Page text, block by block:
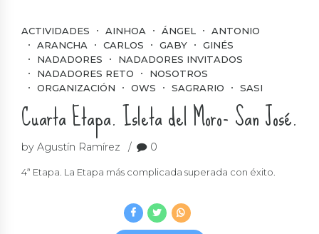
ACTIVIDADES AINHOA ÁNGEL
ANTONIO
ARANCHA
CARLOS GABY
GINÉS
NADADORES
NADADORES INVITADOS
NADADORES RETO
NOSOTROS
ORGANIZACIÓN
OWS SAGRARIO SASI
Cuarta Etapa. Isleta del Moro- San José.
by Agustín Ramírez 0
4ª Etapa. La Etapa más complicada superada con éxito.